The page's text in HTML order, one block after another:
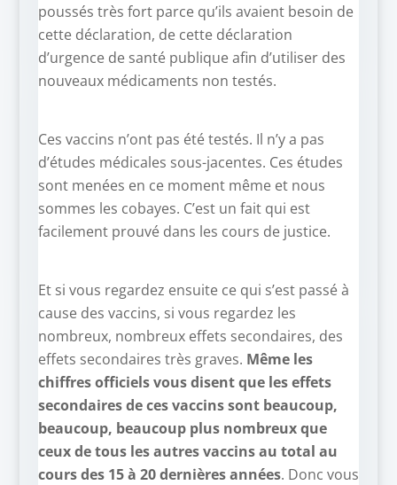
poussés très fort parce qu’ils avaient besoin de
cette déclaration, de cette déclaration
d’urgence de santé publique afin d’utiliser des
nouveaux médicaments non testés.
Ces vaccins n’ont pas été testés. Il n’y a pas
d’études médicales sous-jacentes. Ces études
sont menées en ce moment même et nous
sommes les cobayes. C’est un fait qui est
facilement prouvé dans les cours de justice.
Et si vous regardez ensuite ce qui s’est passé à
cause des vaccins, si vous regardez les
nombreux, nombreux effets secondaires, des
effets secondaires très graves. Même les
chiffres officiels vous disent que les effets
secondaires de ces vaccins sont beaucoup,
beaucoup, beaucoup plus nombreux que
ceux de tous les autres vaccins au total au
cours des 15 à 20 dernières années. Donc vous